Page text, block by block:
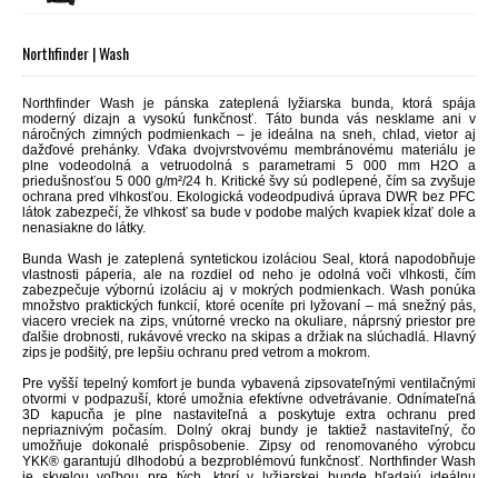
Northfinder | Wash
Northfinder Wash je pánska zateplená lyžiarska bunda, ktorá spája
moderný dizajn a vysokú funkčnosť. Táto bunda vás nesklame ani v
náročných zimných podmienkach – je ideálna na sneh, chlad, vietor aj
dažďové prehánky. Vďaka dvojvrstvovému membránovému materiálu je
plne vodeodolná a vetruodolná s parametrami 5 000 mm H2O a
priedušnosťou 5 000 g/m²/24 h. Kritické švy sú podlepené, čím sa zvyšuje
ochrana pred vlhkosťou. Ekologická vodeodpudivá úprava DWR bez PFC
látok zabezpečí, že vlhkosť sa bude v podobe malých kvapiek kĺzať dole a
nenasiakne do látky.
Bunda Wash je zateplená syntetickou izoláciou Seal, ktorá napodobňuje
vlastnosti páperia, ale na rozdiel od neho je odolná voči vlhkosti, čím
zabezpečuje výbornú izoláciu aj v mokrých podmienkach. Wash ponúka
množstvo praktických funkcií, ktoré oceníte pri lyžovaní – má snežný pás,
viacero vreciek na zips, vnútorné vrecko na okuliare, náprsný priestor pre
ďalšie drobnosti, rukávové vrecko na skipas a držiak na slúchadlá. Hlavný
zips je podšitý, pre lepšiu ochranu pred vetrom a mokrom.
Pre vyšší tepelný komfort je bunda vybavená zipsovateľnými ventilačnými
otvormi v podpazuší, ktoré umožnia efektívne odvetrávanie. Odnímateľná
3D kapucňa je plne nastaviteľná a poskytuje extra ochranu pred
nepriaznivým počasím. Dolný okraj bundy je taktiež nastaviteľný, čo
umožňuje dokonalé prispôsobenie. Zipsy od renomovaného výrobcu
YKK® garantujú dlhodobú a bezproblémovú funkčnosť. Northfinder Wash